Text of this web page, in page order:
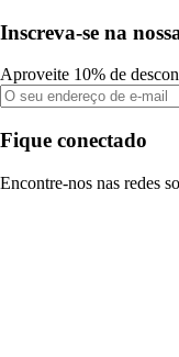
Inscreva-se na
Aproveite 10% de
Fique conectado
Encontre-nos nas redes